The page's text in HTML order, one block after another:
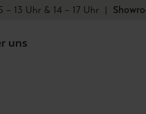
– 13 Uhr & 14 – 17 Uhr |
uns